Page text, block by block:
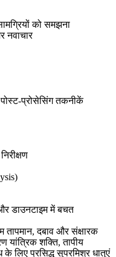
को समझना
नवाचार
प्रोसेसिंग तकनीकें
डाउनटाइम में बचत
तापमान, दबाव और संक्षारक
यांत्रिक शक्ति, तापीय
के लिए प्रसिद्धसुपरमिश्र धातुएं